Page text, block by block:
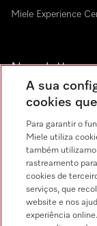
Miele Experience
Newsletter
Miele noMiele no
A sua
cookies
Para garantir o
Miele utiliza
também
rastreamento
cookies de
serviços, que
website e nos
experiência